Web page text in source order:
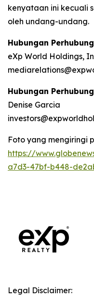
kenyataan ini kecuali
oleh undang-undang.
Hubungan
eXp World Holdings,
Hubungan
Denise Garcia
Foto yang mengiringi
https://
a7d3-47bf-b448-
Legal Disclaimer: